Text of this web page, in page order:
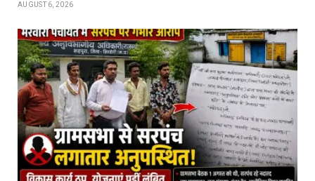
AUGUST 6, 2026